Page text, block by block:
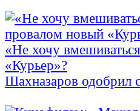
«Не хочу
«Курьер»?
Шахназаров одобрил